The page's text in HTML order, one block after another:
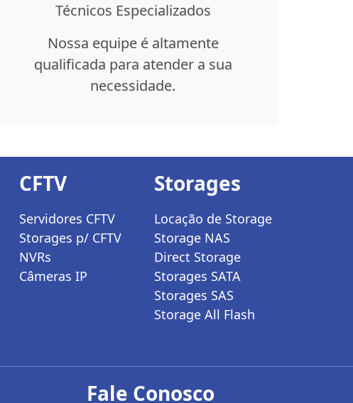
Técnicos Especializados
Nossa equipe é altamente
qualificada para atender a sua
necessidade.
CFTV
Servidores CFTV
Storages p/ CFTV
NVRs
Câmeras IP
Storages
Locação de Storage
Storage NAS
Direct Storage
Storages SATA
Storages SAS
Storage All Flash
Fale Conosco